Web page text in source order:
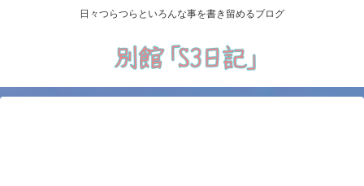
日々つらつらといろんな事を書き留めるブログ